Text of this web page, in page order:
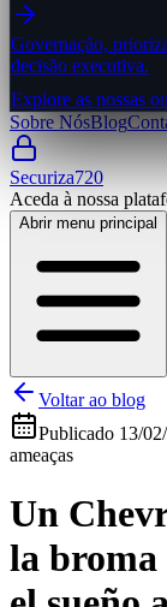
Governação,
decisão executiva.
Explore as nossas
Sobre NósBlog
Securiza720
Aceda à nossa
Abrir menu principal
Voltar ao blog
Publicado 13/
ameaças
Un
la